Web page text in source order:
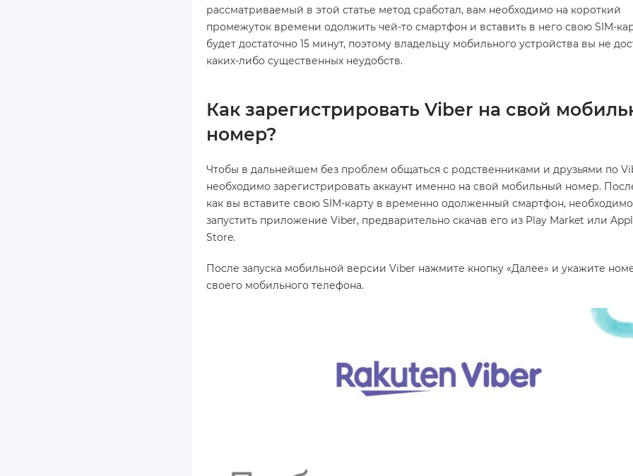
рассматриваемый в этой статье метод сработал, вам необходимо на короткий
промежуток времени одолжить чей-то смартфон и вставить в него свою SIM-
будет достаточно 15 минут, поэтому владельцу мобильного устройства вы не
каких-либо существенных неудобств.
Как зарегистрировать Viber на свой
номер?
Чтобы в дальнейшем без проблем общаться с родственниками и друзьями по
необходимо зарегистрировать аккаунт именно на свой мобильный номер.
как вы вставите свою SIM-карту в временно одолженный смартфон,
запустить приложение Viber, предварительно скачав его из Play Market или
Store.
После запуска мобильной версии Viber нажмите кнопку «Далее» и укажите
своего мобильного телефона.